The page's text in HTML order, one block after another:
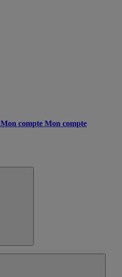
Mon compte Mon compte